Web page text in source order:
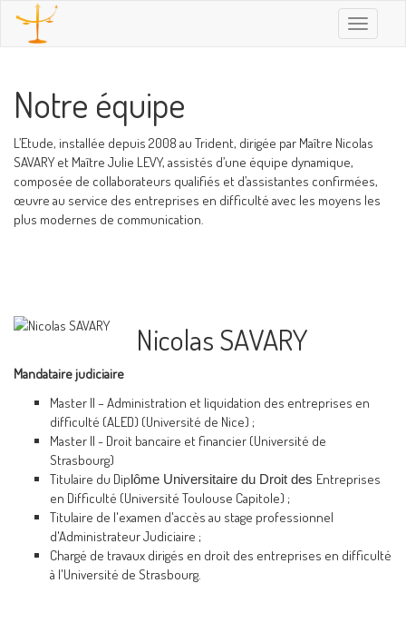
Toggle
Notre équipe
L’Etude, installée depuis 2008 au Trident, dirigée par Maître Nicolas
SAVARY et Maître Julie LEVY, assistés d’une équipe dynamique,
composée de collaborateurs qualifiés et d’assistantes confirmées,
œuvre au service des entreprises en difficulté avec les moyens les
plus modernes de communication.
Nicolas SAVARY
Mandataire judiciaire
Master II – Administration et liquidation des entreprises en
difficulté (ALED) (Université de Nice) ;
Master II - Droit bancaire et financier (Université de
Strasbourg)
Titulaire du Diplôme Universitaire du Droit des Entreprises
en Difficulté (Université Toulouse Capitole) ;
Titulaire de l'examen d'accès au stage professionnel
d'Administrateur Judiciaire ;
Chargé de travaux dirigés en droit des entreprises en difficulté
à l'Université de Strasbourg.